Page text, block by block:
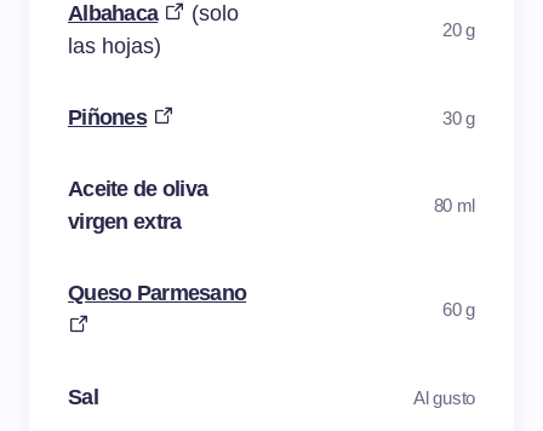
Albahaca
(solo
las hojas)
20 g
Piñones 30 g
Aceite de oliva
virgen extra
80 ml
Queso Parmesano
60 g
Sal Al gusto